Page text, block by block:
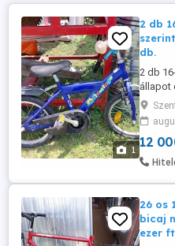
1
2 db
db.
2 db
állapot
12
26 os
bicaj
ezer